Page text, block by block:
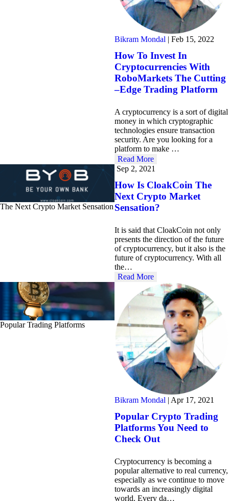
Bikram Mondal Feb 15, 2022
How To Invest In
Cryptocurrencies With
RoboMarkets The Cutting
–Edge Trading Platform
A cryptocurrency is a sort of digital
money in which cryptographic
technologies ensure transaction
security. Are you looking for a
platform to make …
Read More
The Next Crypto Market Sensation
Sep 2, 2021
How Is CloakCoin The
Next Crypto Market
Sensation?
It is said that CloakCoin not only
presents the direction of the future
of cryptocurrency, but it also is the
future of cryptocurrency. With all
the…
Read More
Popular Trading Platforms
Bikram Mondal | Apr 17, 2021
Popular Crypto Trading
Platforms You Need to
Check Out
Cryptocurrency is becoming a
popular alternative to real currency,
especially as we continue to move
towards an increasingly digital
world. Every da…